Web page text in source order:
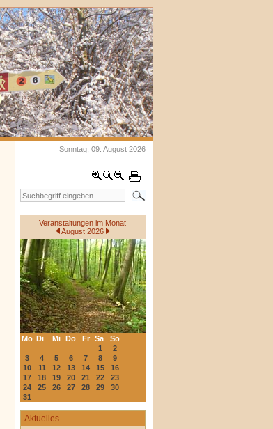
Sonntag, 09. August 2026
Veranstaltungen im Monat
August 2026
Mo Di Mi Do Fr Sa
So
1
2
3
4 5 6 7 8
9
10
11 12 13 14 15
16
17
18 19 20 21 22
23
24
25 26 27 28 29
30
31
Aktuelles